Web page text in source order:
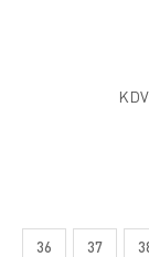
36 37